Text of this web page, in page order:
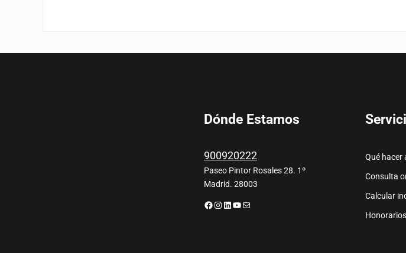
Dónde Estamos
900920222
Paseo Pintor Rosales 28. 1º
Madrid. 28003
Facebook
Instagram
LinkedIn
YouTube
Correo electrónico
Qué hacer
Consulta
Calcular